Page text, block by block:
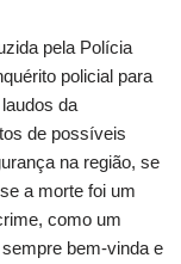
pela Polícia
policial para
da
de possíveis
na região, se
a morte foi um
como um
bem-vinda e